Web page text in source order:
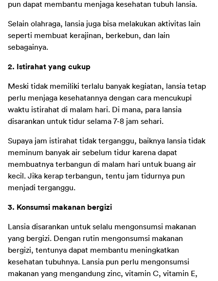
pun dapat membantu menjaga kesehatan tubuh lansia.
Selain olahraga, lansia juga bisa melakukan aktivitas lain
seperti membuat kerajinan, berkebun, dan lain
sebagainya.
2. Istirahat yang cukup
Meski tidak memiliki terlalu banyak kegiatan, lansia tetap
perlu menjaga kesehatannya dengan cara mencukupi
waktu istirahat di malam hari. Di mana, para lansia
disarankan untuk tidur selama 7-8 jam sehari.
Supaya jam istirahat tidak terganggu, baiknya lansia tidak
meminum banyak air sebelum tidur karena dapat
membuatnya terbangun di malam hari untuk buang air
kecil. Jika kerap terbangun, tentu jam tidurnya pun
menjadi terganggu.
3. Konsumsi makanan bergizi
Lansia disarankan untuk selalu mengonsumsi makanan
yang bergizi. Dengan rutin mengonsumsi makanan
bergizi, tentunya dapat membantu meningkatkan
kesehatan tubuhnya. Lansia pun perlu mengonsumsi
makanan yang mengandung zinc, vitamin C, vitamin E,